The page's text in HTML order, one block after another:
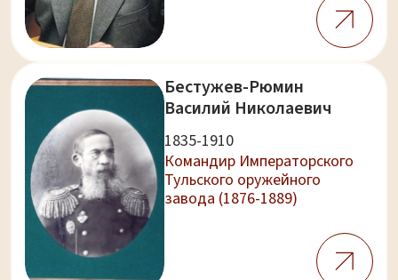
Бестужев-Рюмин
Василий Николаевич
1835-1910
Командир Императорского
Тульского оружейного
завода (1876-1889)